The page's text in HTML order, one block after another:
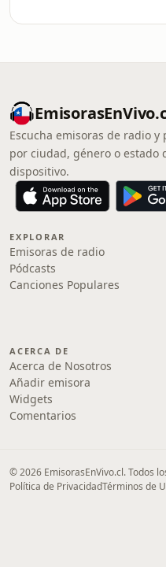
Escucha emisoras de radio y
por ciudad, género o
dispositivo.
EXPLORAR
Emisoras de radio
Pódcasts
Canciones Populares
ACERCA DE
Acerca de Nosotros
Añadir emisora
Widgets
Comentarios
© 2026 EmisorasEnVivo.cl. Todos
Política de PrivacidadTérminos de